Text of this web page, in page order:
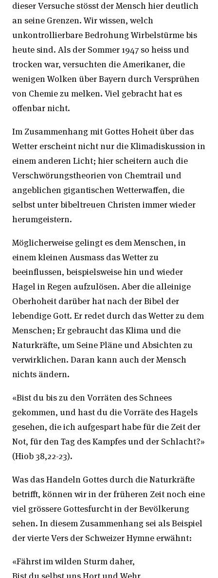
dieser Versuche stösst der Mensch hier deutlich
an seine Grenzen. Wir wissen, welch
unkontrollierbare Bedrohung Wirbelstürme bis
heute sind. Als der Sommer 1947 so heiss und
trocken war, versuchten die Amerikaner, die
wenigen Wolken über Bayern durch Versprühen
von Chemie zu melken. Viel gebracht hat es
offenbar nicht.
Im Zusammenhang mit Gottes Hoheit über das
Wetter erscheint nicht nur die Klimadiskussion in
einem anderen Licht; hier scheitern auch die
Verschwörungstheorien von Chemtrail und
angeblichen gigantischen Wetterwaffen, die
selbst unter bibeltreuen Christen immer wieder
herumgeistern.
Möglicherweise gelingt es dem Menschen, in
einem kleinen Ausmass das Wetter zu
beeinflussen, beispielsweise hin und wieder
Hagel in Regen aufzulösen. Aber die alleinige
Oberhoheit darüber hat nach der Bibel der
lebendige Gott. Er redet durch das Wetter zu dem
Menschen; Er gebraucht das Klima und die
Naturkräfte, um Seine Pläne und Absichten zu
verwirklichen. Daran kann auch der Mensch
nichts ändern.
«Bist du bis zu den Vorräten des Schnees
gekommen, und hast du die Vorräte des Hagels
gesehen, die ich aufgespart habe für die Zeit der
Not, für den Tag des Kampfes und der Schlacht?»
(Hiob 38,22-23).
Was das Handeln Gottes durch die Naturkräfte
betrifft, können wir in der früheren Zeit noch eine
viel grössere Gottesfurcht in der Bevölkerung
sehen. In diesem Zusammenhang sei als Beispiel
der vierte Vers der Schweizer Hymne erwähnt:
«Fährst im wilden Sturm daher,
Bist du selbst uns Hort und Wehr,